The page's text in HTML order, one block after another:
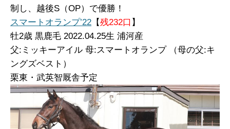
制し、越後S（OP）で優勝！
スマートオランプ’22 【残232口 】
牡2歳 黒鹿毛 2022.04.25生 浦河産
父:ミッキーアイル 母:スマートオランプ （母の父:キ
ングズベスト）
栗東・武英智厩舎予定